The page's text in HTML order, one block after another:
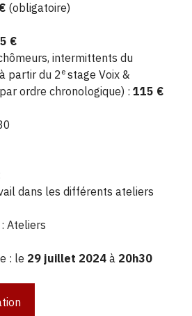
(obligatoire)
€
intermittents du
partir du 2e stage Voix &
ordre chronologique) : 115 €
dans les différents ateliers
Ateliers
: le 29 juillet 2024 à 20h30